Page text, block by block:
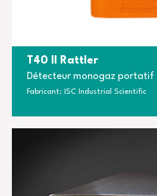
T40 II Rattler
Détecteur monogaz portatif
Fabricant: ISC Industrial Scientific